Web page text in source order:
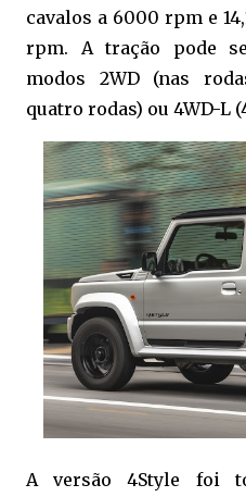
cavalos a 6000 rpm e
rpm. A tração pode
modos 2WD (nas
quatro rodas) ou 4WD-L
A versão 4Style foi